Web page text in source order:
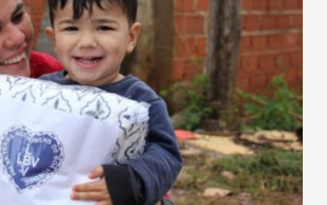
e adolescentes
prática de hábitos saudáveis,
um momento em que
algumasfrutas.